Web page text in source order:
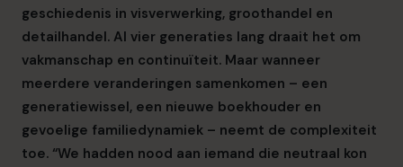
geschiedenis in visverwerking, groothandel en
detailhandel. Al vier generaties lang draait het om
vakmanschap en continuïteit. Maar wanneer
meerdere veranderingen samenkomen – een
generatiewissel, een nieuwe boekhouder en
gevoelige familiedynamiek – neemt de complexiteit
toe. “We hadden nood aan iemand die neutraal kon